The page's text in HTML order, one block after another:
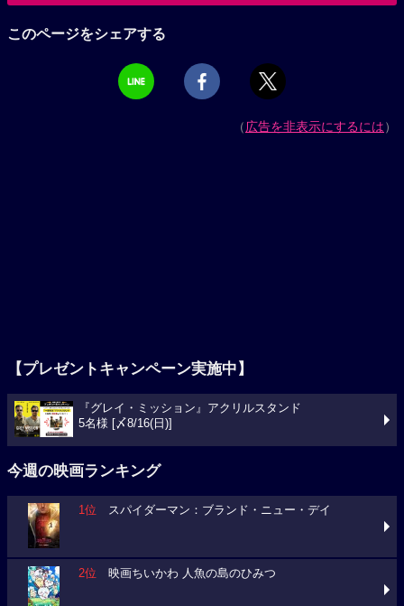
このページをシェアする
（広告を非表示にするには）
【プレゼントキャンペーン実施中】
『グレイ・ミッション』アクリルスタンド
5名様 [〆8/16(日)]
今週の映画ランキング
1位 スパイダーマン：ブランド・ニュー・デイ
2位 映画ちいかわ 人魚の島のひみつ